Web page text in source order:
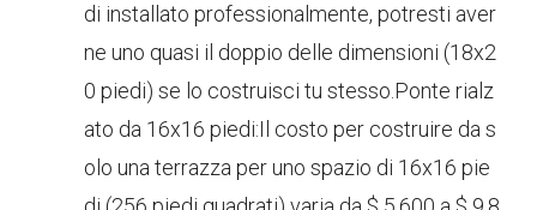
di installato professionalmente, potresti aver
ne uno quasi il doppio delle dimensioni (18x2
0 piedi) se lo costruisci tu stesso.Ponte rialz
ato da 16x16 piedi:Il costo per costruire da s
olo una terrazza per uno spazio di 16x16 pie